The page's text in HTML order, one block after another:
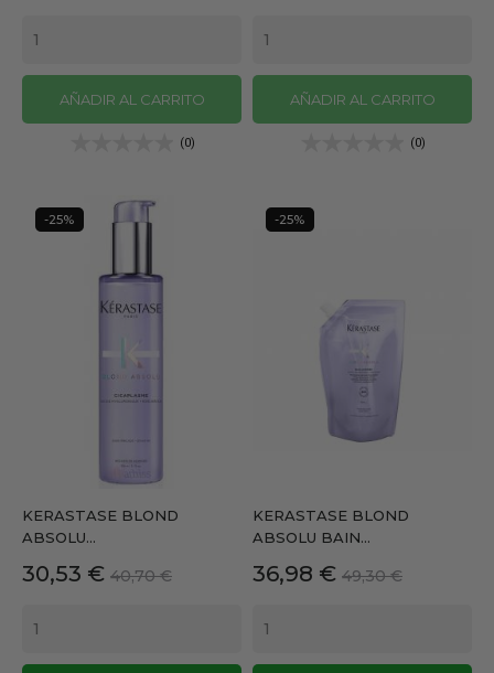
AÑADIR AL CARRITO
(0)
AÑADIR AL CARRITO
(0)
KERASTASE BLOND
ABSOLU...
Precio
30,53 € Precio
40,70 €
-25%
KERASTASE BLOND
ABSOLU BAIN...
Precio
36,98 € Precio
49,30 €
-25%